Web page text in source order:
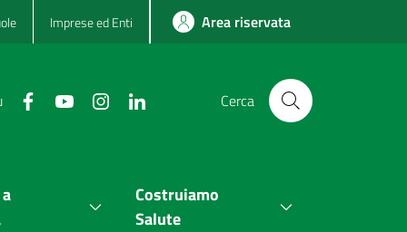
Imprese ed Enti Area riservata
Cerca
Costruiamo
Salute